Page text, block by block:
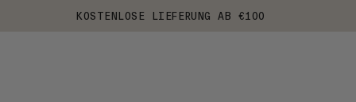
KOSTENLOSE LIEFERUNG AB €100